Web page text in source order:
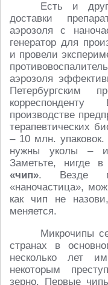
Есть и
доставки
аэрозоля с
генератор для
и провели
аэрозоля
Петербургским
производстве
терапевтических
– 10 млн.
нужны уколы –
Заметьте, нигде
«чип». Везде
«наночастица»,
как чип не
меняется.
Микрочипы
странах в
несколько лет
некоторым
зерно. Первые